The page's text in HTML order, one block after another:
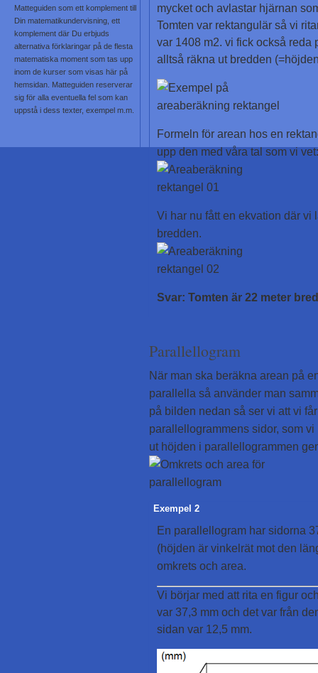
mycket och avlastar hjärnan
Tomten var rektangulär så vi
var 1408 m2. vi fick också reda
alltså räkna ut bredden
Formeln för arean hos en
upp den med våra tal som vi vet:
Vi har nu fått en ekvation där vi
bredden.
Svar: Tomten är 22 meter
Parallellogram
När man ska beräkna arean på
parallella så använder man
på bilden nedan så ser vi att vi
parallellogrammens sidor, som
ut höjden i parallellogrammen
Exempel 2
En parallellogram har sidorna
(höjden är vinkelrät mot den
omkrets och area.
Vi börjar med att rita en figur
var 37,3 mm och det var från
sidan var 12,5 mm.
Matteguiden som ett komplement till
Din matematikundervisning, ett
komplement där Du erbjuds
alternativa förklaringar på de flesta
matematiska moment som tas upp
inom de kurser som visas här på
hemsidan. Matteguiden reserverar
sig för alla eventuella fel som kan
uppstå i dess texter, exempel m.m.